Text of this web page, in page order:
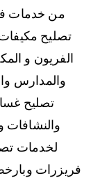
من خدمات
تصليح
الفريون و
والمدارس
تصليح
والنشافات
لخدمات
فريزرات